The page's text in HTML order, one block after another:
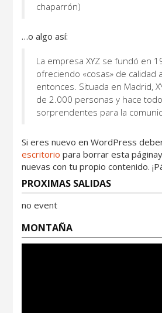
chaparrón)
…o algo así:
La empresa XYZ se fundó en
ofreciendo «cosas» de calidad
entonces. Situada en Madrid,
de 2.000 personas y hace
sorprendentes para la
Si eres nuevo en WordPress
escritorio para borrar esta
nuevas con tu propio contenido.
PROXIMAS SALIDAS
no event
MONTAÑA